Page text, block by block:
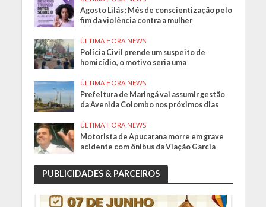
Agosto Lilás : Mês de conscientização pelo
fim da violência contra a mulher
ÚLTIMA HORA NEWS
Polícia Civil prende um suspeito de
homicídio, o motivo seria uma
ÚLTIMA HORA NEWS
Prefeitura de Maringá vai assumir gestão
da Avenida Colombo nos próximos dias
ÚLTIMA HORA NEWS
Motorista de Apucarana morre em grave
acidente com ônibus da Viação Garcia
PUBLICIDADES & PARCEIROS